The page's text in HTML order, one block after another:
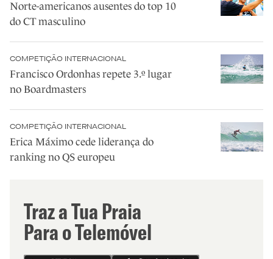
Norte-americanos ausentes do top 10
do CT masculino
COMPETIÇÃO INTERNACIONAL
Francisco Ordonhas repete 3.º lugar
no Boardmasters
COMPETIÇÃO INTERNACIONAL
Erica Máximo cede liderança do
ranking no QS europeu
Traz a Tua Praia
Para o Telemóvel